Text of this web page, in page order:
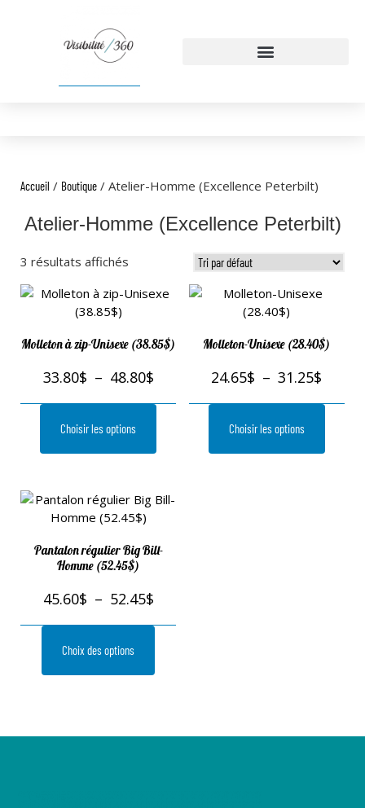
Accueil / Boutique / Atelier-Homme (Excellence Peterbilt)
Atelier-Homme (Excellence Peterbilt)
3 résultats affichés
Molleton à zip-Unisexe (38.85$)
33.80$ – 48.80$
Choisir les options
Molleton-Unisexe (28.40$)
24.65$ – 31.25$
Choisir les options
Pantalon régulier Big Bill-
Homme (52.45$)
45.60$ – 52.45$
Choix des options